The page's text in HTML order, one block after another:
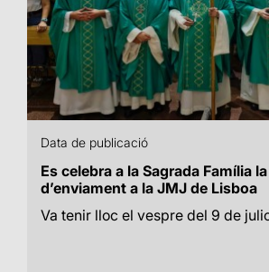
Data de publicació
Es celebra a la Sagrada Família
d’enviament a la JMJ de Lisboa
Va tenir lloc el vespre del 9 de